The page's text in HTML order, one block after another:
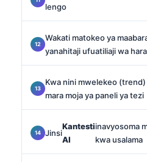
lengo
Wakati matokeo ya
yanahitaji ufuatiliaji wa
Kwa nini mwelekeo
mara moja ya paneli ya tezi
Jinsi
Kantesti
AI
inavyosoma
kwa usalama